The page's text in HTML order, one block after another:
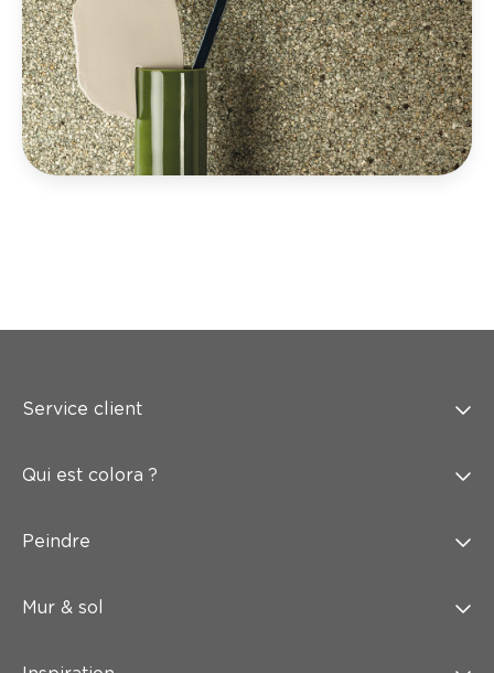
Service client
Qui est colora ?
Peindre
Mur & sol